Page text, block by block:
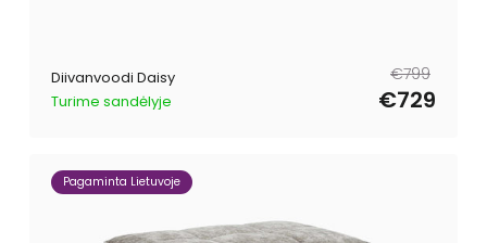
Diivanvoodi Daisy
Turime sandėlyje
Tavahind
€799
Müügihind
€729
Pagaminta Lietuvoje